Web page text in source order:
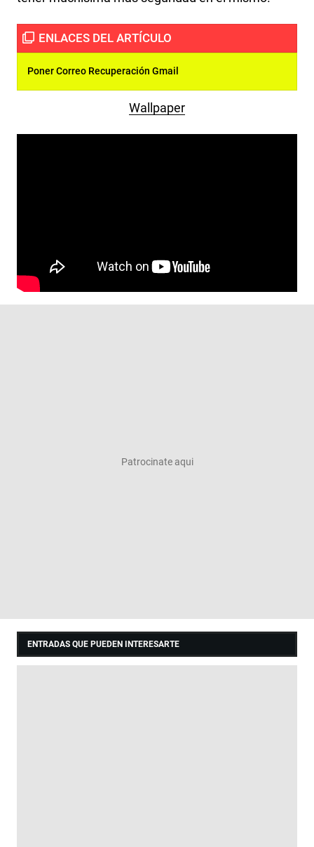
Poner Correo Recuperación Gmail
Wallpaper
ENTRADAS QUE PUEDEN INTERESARTE